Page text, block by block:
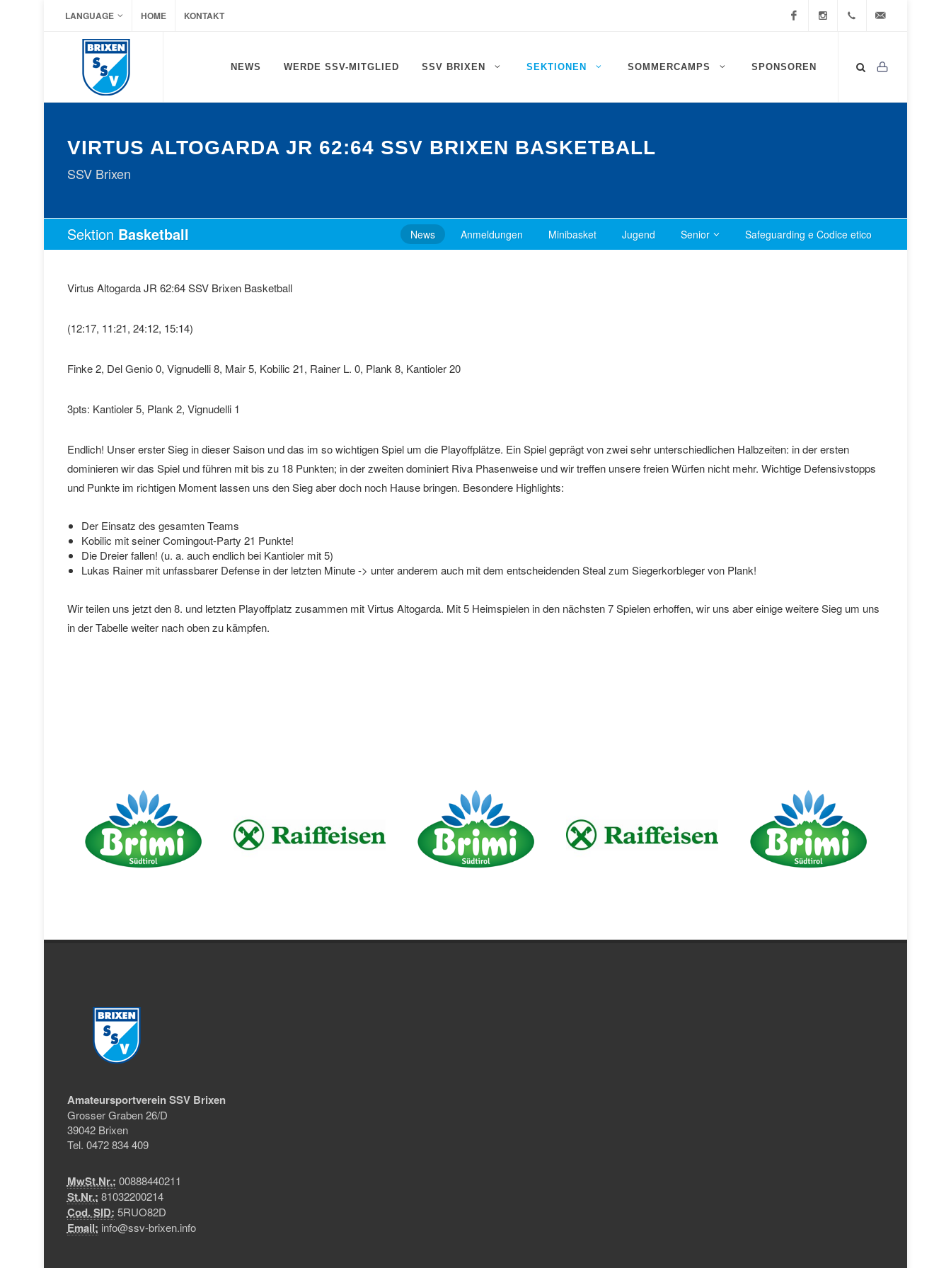
LANGUAGE HOME KONTAKT
NEWS WERDE SSV-MITGLIED SSV BRIXEN SEKTIONEN SOMMERCAMPS SPONSOREN
VIRTUS ALTOGARDA JR 62:64 SSV BRIXEN BASKETBALL
SSV Brixen
Sektion Basketball News Anmeldungen Minibasket Jugend Senior Safeguarding e Codice etico
Virtus Altogarda JR 62:64 SSV Brixen Basketball
(12:17, 11:21, 24:12, 15:14)
Finke 2, Del Genio 0, Vignudelli 8, Mair 5, Kobilic 21, Rainer L. 0, Plank 8, Kantioler 20
3pts: Kantioler 5, Plank 2, Vignudelli 1
Endlich! Unser erster Sieg in dieser Saison und das im so wichtigen Spiel um die Playoffplätze. Ein Spiel geprägt von zwei sehr unterschiedlichen Halbzeiten: in der ersten
dominieren wir das Spiel und führen mit bis zu 18 Punkten; in der zweiten dominiert Riva Phasenweise und wir treffen unsere freien Würfen nicht mehr. Wichtige Defensivstopps
und Punkte im richtigen Moment lassen uns den Sieg aber doch noch Hause bringen. Besondere Highlights:
Der Einsatz des gesamten Teams
Kobilic mit seiner Comingout-Party 21 Punkte!
Die Dreier fallen! (u. a. auch endlich bei Kantioler mit 5)
Lukas Rainer mit unfassbarer Defense in der letzten Minute -> unter anderem auch mit dem entscheidenden Steal zum Siegerkorbleger von Plank!
Wir teilen uns jetzt den 8. und letzten Playoffplatz zusammen mit Virtus Altogarda. Mit 5 Heimspielen in den nächsten 7 Spielen erhoffen, wir uns aber einige weitere Sieg um uns
in der Tabelle weiter nach oben zu kämpfen.
Amateursportverein SSV Brixen
Grosser Graben 26/D
39042 Brixen
Tel. 0472 834 409
MwSt.Nr.: 00888440211
St.Nr.: 81032200214
Cod. SID: 5RUO82D
Email: info@ssv-brixen.info